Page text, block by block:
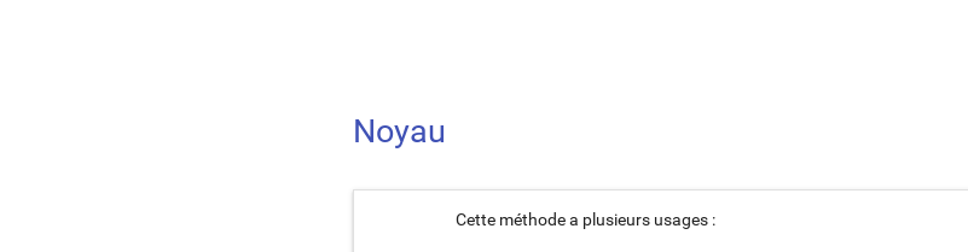
Noyau
Cette méthode a plusieurs usages :